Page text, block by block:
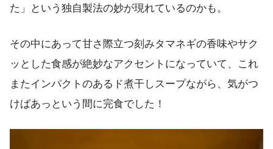
た」という独自製法の妙が現れているのかも。
その中にあって甘さ際立つ刻みタマネギの香味やサク
ッとした食感が絶妙なアクセントになっていて、これ
またインパクトのあるド煮干しスープながら、気がつ
けばあっという間に完食でした！